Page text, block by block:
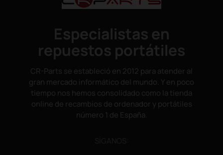
Especialistas en
repuestos portátiles
CR-Parts se estableció en 2012 para atender al
gran mercado informático del mundo. Y en poco
tiempo nos hemos consolidado como la tienda
online de recambios de ordenador y portátiles
número 1 de España.